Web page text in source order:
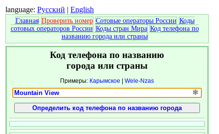
language: Русский | English
Главная Проверить номер Сотовые операторы России Коды
сотовых операторов России Коды стран Мира Код телефона по
названию города или страны
Код телефона по названию
города или страны
Примеры: Карымское | Wele-Nzas
❄